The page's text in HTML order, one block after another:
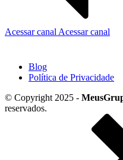
Acessar canal Acessar canal
Blog
Política de Privacidade
© Copyright 2025 -
reservados.